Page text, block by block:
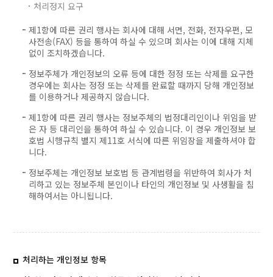
처리정지 요구
제1항에 따른 권리 행사는 회사에 대해 서면, 전화, 전자우편, 모
사전송(FAX) 등을 통하여 하실 수 있으며 회사는 이에 대해 지체
없이 조치하겠습니다.
정보주체가 개인정보의 오류 등에 대한 정정 또는 삭제를 요구한
경우에는 회사는 정정 또는 삭제를 완료할 때까지 당해 개인정보
를 이용하거나 제공하지 않습니다.
제1항에 따른 권리 행사는 정보주체의 법정대리인이나 위임을 받
은 자 등 대리인을 통하여 하실 수 있습니다. 이 경우 개인정보 보
호법 시행규칙 별지 제11호 서식에 따른 위임장을 제출하셔야 합
니다.
정보주체는 개인정보 보호법 등 관계법령을 위반하여 회사가 처
리하고 있는 정보주체 본인이나 타인의 개인정보 및 사생활을 침
해하여서는 아니됩니다.
처리하는 개인정보 항목